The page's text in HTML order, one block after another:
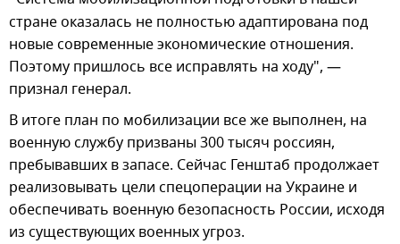
стране оказалась не полностью адаптирована под
новые современные экономические отношения.
Поэтому пришлось все исправлять на ходу", —
признал генерал.
В итоге план по мобилизации все же выполнен, на
военную службу призваны 300 тысяч россиян,
пребывавших в запасе. Сейчас Генштаб продолжает
реализовывать цели спецоперации на Украине и
обеспечивать военную безопасность России, исходя
из существующих военных угроз.